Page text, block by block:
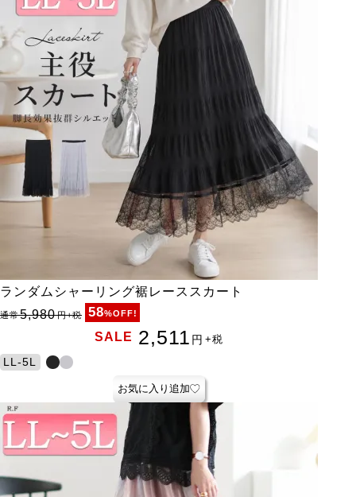
ランダムシャーリング裾レーススカート
通常5,980円+税 58%OFF!
SALE 2,511 円 +税
LL-5L
お気に入り追加